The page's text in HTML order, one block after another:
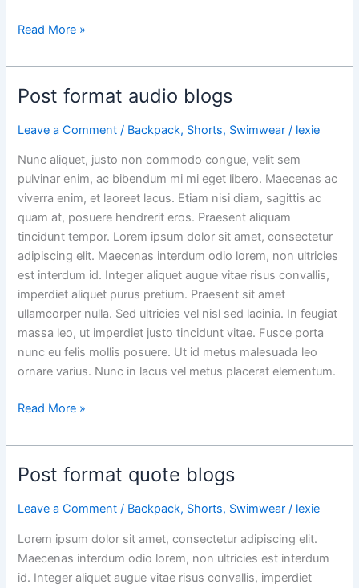
Read More »
Post format audio blogs
Leave a Comment / Backpack, Shorts, Swimwear / lexie
Nunc aliquet, justo non commodo congue, velit sem
pulvinar enim, ac bibendum mi mi eget libero. Maecenas ac
viverra enim, et laoreet lacus. Etiam nisi diam, sagittis ac
quam at, posuere hendrerit eros. Praesent aliquam
tincidunt tempor. Lorem ipsum dolor sit amet, consectetur
adipiscing elit. Maecenas interdum odio lorem, non ultricies
est interdum id. Integer aliquet augue vitae risus convallis,
imperdiet aliquet purus pretium. Praesent sit amet
ullamcorper nulla. Sed ultricies vel nisl sed lacinia. In feugiat
massa leo, ut imperdiet justo tincidunt vitae. Fusce porta
nunc eu felis mollis posuere. Ut id metus malesuada leo
ornare varius. Nunc in lacus vel metus placerat elementum.
Post
audio
Read More »
Post format quote blogs
Leave a Comment / Backpack, Shorts, Swimwear / lexie
Lorem ipsum dolor sit amet, consectetur adipiscing elit.
Maecenas interdum odio lorem, non ultricies est interdum
id. Integer aliquet augue vitae risus convallis, imperdiet
Post
quote